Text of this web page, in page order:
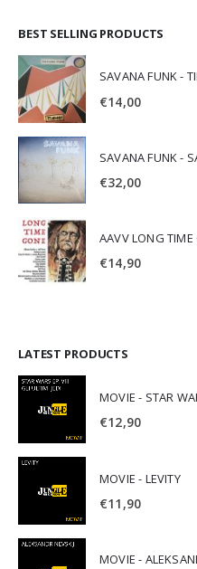
BEST SELLING PRODUCTS
SAVANA FUNK -
€14,00
SAVANA FUNK -
€32,00
€14,90
LATEST PRODUCTS
MOVIE - STAR
€12,90
MOVIE - LEVITY
€11,90
MOVIE -